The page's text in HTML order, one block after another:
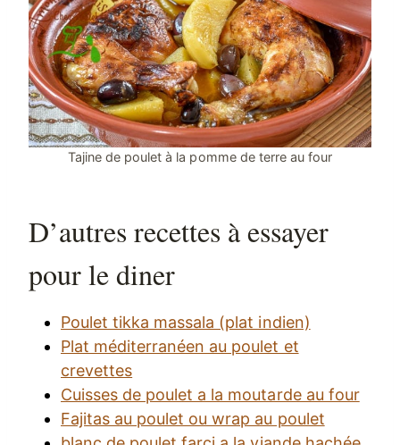
Tajine de poulet à la pomme de terre au four
D’autres recettes à essayer
pour le diner
Poulet tikka massala (plat indien)
Plat méditerranéen au poulet et
crevettes
Cuisses de poulet a la moutarde au four
Fajitas au poulet ou wrap au poulet